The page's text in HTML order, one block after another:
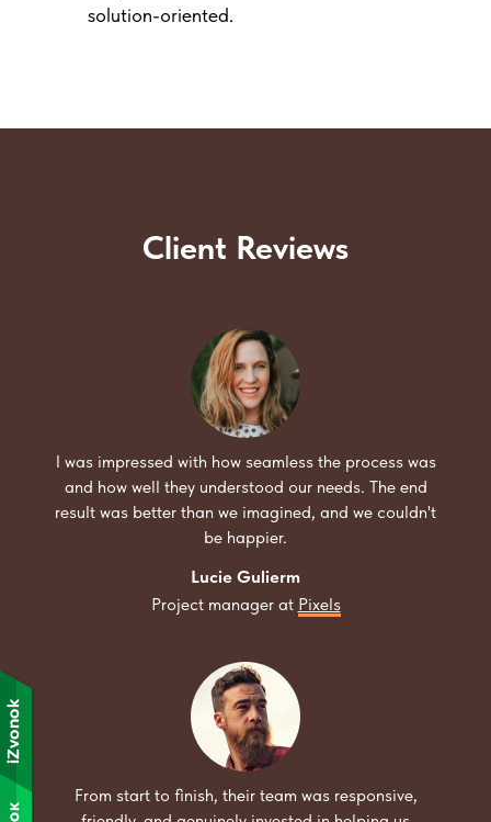
solution-oriented.
Client Reviews
I was impressed with how seamless the process was
and how well they understood our needs. The end
result was better than we imagined, and we couldn't
be happier.
Lucie Gulierm
Project manager at Pixels
From start to finish, their team was responsive,